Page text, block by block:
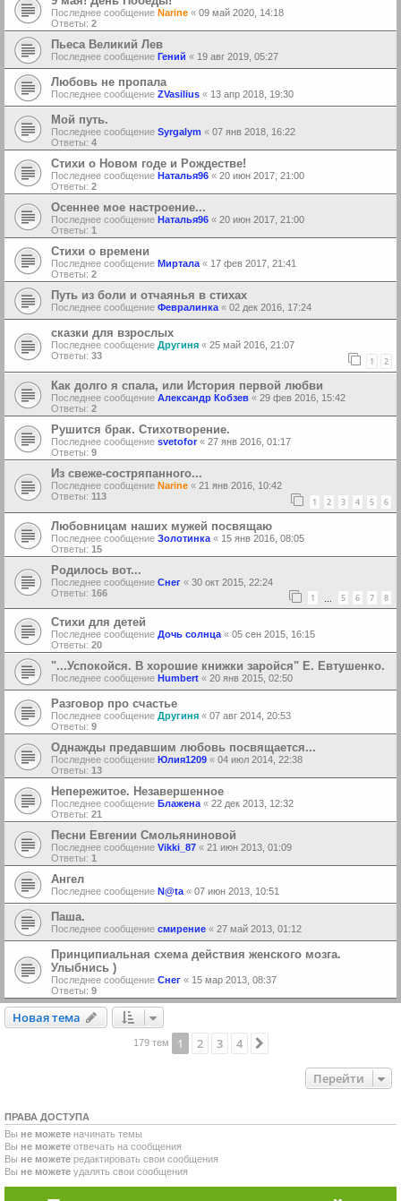
Последнее сообщение Narine « 09 май 2020, 14:18
Ответы: 2
Пьеса Великий Лев
Последнее сообщение Гений « 19 авг 2019, 05:27
Любовь не пропала
Последнее сообщение ZVasilius « 13 апр 2018, 19:30
Мой путь.
Последнее сообщение Syrgalym « 07 янв 2018, 16:22
Ответы: 4
Стихи о Новом годе и Рождестве!
Последнее сообщение Наталья96 « 20 июн 2017, 21:00
Ответы: 2
Осеннее мое настроение...
Последнее сообщение Наталья96 « 20 июн 2017, 21:00
Ответы: 1
Стихи о времени
Последнее сообщение Миртала « 17 фев 2017, 21:41
Ответы: 2
Путь из боли и отчаянья в стихах
Последнее сообщение Февралинка « 02 дек 2016, 17:24
сказки для взрослых
Последнее сообщение Другиня « 25 май 2016, 21:07
Ответы: 33 1 2
Как долго я спала, или История первой любви
Последнее сообщение Александр Кобзев « 29 фев 2016, 15:42
Ответы: 2
Рушится брак. Стихотворение.
Последнее сообщение svetofor« 27 янв 2016, 01:17
Ответы: 9
Из свеже-состряпанного...
Последнее сообщение Narine « 21 янв 2016, 10:42
Ответы: 113 1 2 3 4 5 6
Любовницам наших мужей посвящаю
Последнее сообщение Золотинка « 15 янв 2016, 08:05
Ответы: 15
Родилось вот...
Последнее сообщение Снег « 30 окт 2015, 22:24
Ответы: 166 1 5 6 7 8
Стихи для детей
Последнее сообщение Дочь солнца « 05 сен 2015, 16:15
Ответы: 20
"...Успокойся. В хорошие книжки заройся" Е. Евтушенко.
Последнее сообщение Humbert « 20 янв 2015, 02:50
Разговор про счастье
Последнее сообщение Другиня « 07 авг 2014, 20:53
Ответы: 9
Однажды предавшим любовь посвящается...
Последнее сообщение Юлия1209 « 04 июл 2014, 22:38
Ответы: 13
Непережитое. Незавершенное
Последнее сообщение Блажена « 22 дек 2013, 12:32
Ответы: 21
Песни Евгении Смольяниновой
Последнее сообщение Vikki_87 « 21 июн 2013, 01:09
Ответы: 1
Ангел
Последнее сообщение N@ta « 07 июн 2013, 10:51
Паша.
Последнее сообщение смирение « 27 май 2013, 01:12
Принципиальная схема действия женского мозга.
Улыбнись )
Последнее сообщение Снег « 15 мар 2013, 08:37
Ответы: 9
Новая тема
Новаятема
179 тем 1 2 3 4
Перейти
ПРАВА ДОСТУПА
Вы не можете начинать темы
Вы не можете отвечать на сообщения
Вы не можете редактировать свои сообщения
Вы не можете удалять свои сообщения